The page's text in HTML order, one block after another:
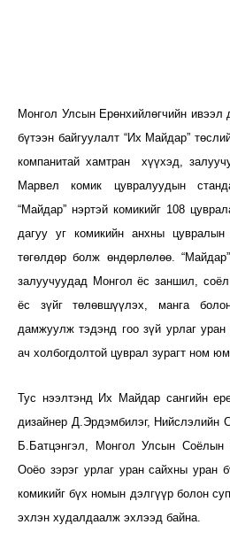
Монгол Улсын Ерөнхийлөгчийн ивээл
бүтээн байгуулалт “Их Майдар”
компанитай хамтран хүүхэд,
Марвел комик цувралуудын
“Майдар” нэртэй комикийг 108
дагуу уг комикийн анхны
төгөлдөр болж өндөрлөлөө.
залуучуудад Монгол ёс заншил,
ёс зүйг төлөвшүүлэх, манга
дамжуулж тэдэнд гоо зүй урлаг уран
ач холбогдолтой цуврал зурагт ном юм.
Тус нээлтэнд Их Майдар сангийн
дизайнер Д.Эрдэмбилэг, Нийслэлийн
Б.Батцэнгэл, Монгол Улсын Соёлын
Ооёо зэрэг урлаг уран сайхны уран
комикийг бүх номын дэлгүүр болон
эхлэн худалдаалж эхлээд байна.